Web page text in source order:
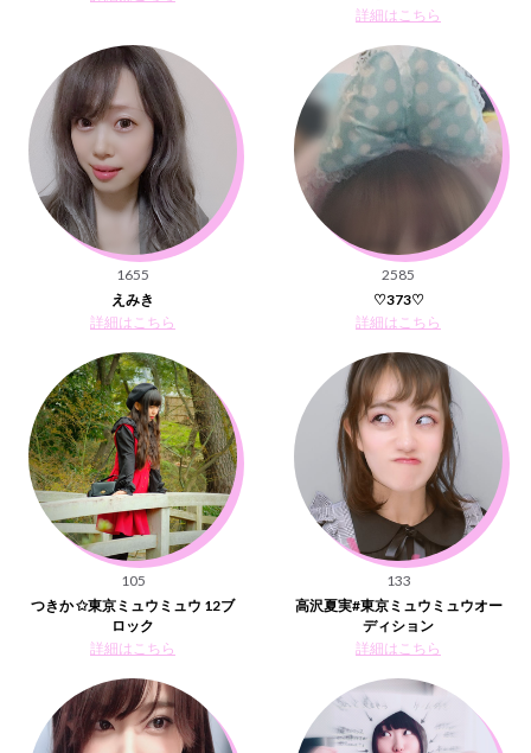
詳細はこちら
1655
えみき
詳細はこちら
2585
♡373♡
詳細はこちら
105
つきか ✩東京ミュウミュウ 12ブ
ロック
詳細はこちら
133
高沢夏実#東京ミュウミュウオー
ディション
詳細はこちら